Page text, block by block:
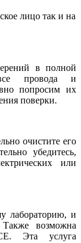
лицо так и на
в полной
все провода и
попросим их
поверки.
очистите его
убедитесь,
или
лабораторию, и
возможна
Эта услуга